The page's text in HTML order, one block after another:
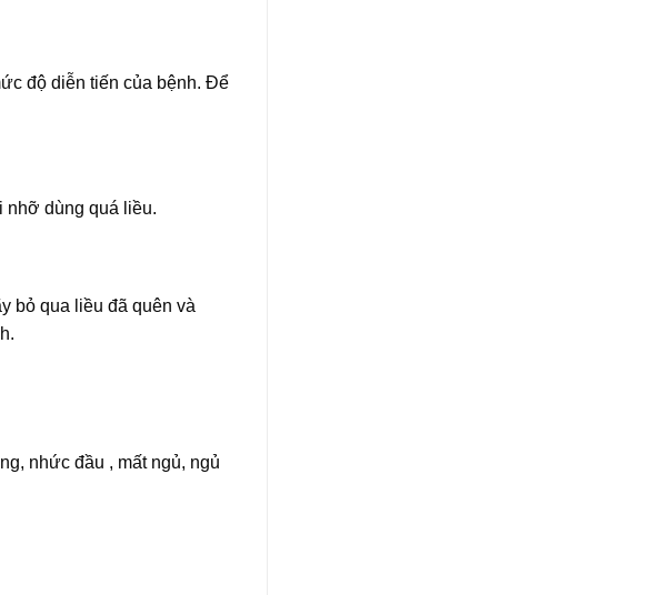
độ diễn tiến của bệnh. Để
nhỡ dùng quá liều.
bỏ qua liều đã quên và
nhức đầu , mất ngủ, ngủ